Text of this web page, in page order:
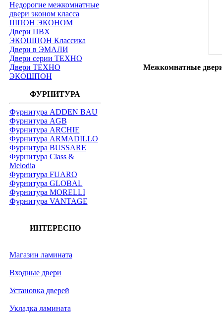
Недорогие межкомнатные
двери эконом класса
ШПОН ЭКОНОМ
Двери ПВХ
ЭКОШПОН Классика
Двери в ЭМАЛИ
Двери серии ТЕХНО
Двери ТЕХНО
ЭКОШПОН
ФУРНИТУРА
Фурнитура ADDEN BAU
Фурнитура AGB
Фурнитура ARCHIE
Фурнитура ARMADILLO
Фурнитура BUSSARE
Фурнитура Class &
Melodia
Фурнитура FUARO
Фурнитура GLOBAL
Фурнитура MORELLI
Фурнитура VANTAGE
ИНТЕРЕСНО
Магазин ламината
Входные двери
Установка дверей
Укладка ламината
Межкомнатные